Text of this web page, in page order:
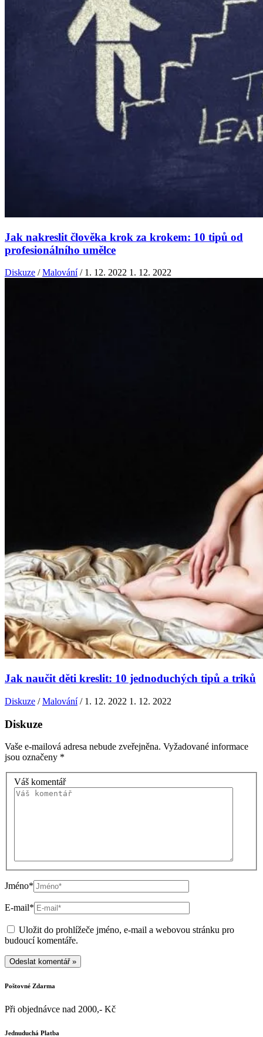
Jak nakreslit člověka krok za krokem: 10 tipů od
profesionálního umělce
Diskuze /Malování/ 1. 12. 2022 1. 12. 2022
Jak naučit děti kreslit: 10 jednoduchých tipů a triků
Diskuze /Malování/ 1. 12. 2022 1. 12. 2022
Diskuze
Vaše e-mailová adresa nebude zveřejněna. Vyžadované informace
jsou označeny *
Váš komentář
Jméno*
E-mail*
Uložit do prohlížeče jméno, e-mail a webovou stránku pro
budoucí komentáře.
Poštovné Zdarma
Při objednávce nad 2000,- Kč
Jednuduchá Platba